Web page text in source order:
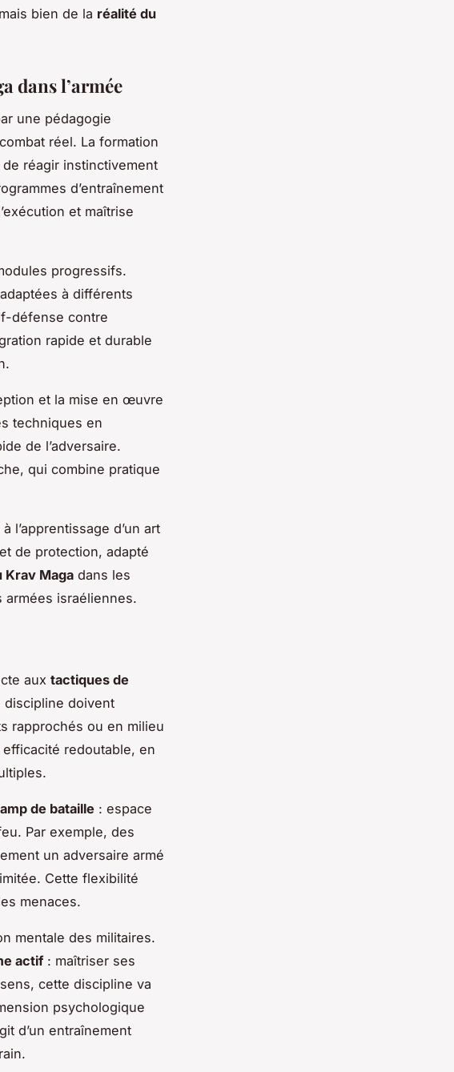
bien de la réalité du
dans l’armée
une pédagogie
réel. La formation
réagir instinctivement
d’entraînement
et maîtrise
progressifs.
à différents
défense contre
rapide et durable
et la mise en œuvre
techniques en
de l’adversaire.
qui combine pratique
l’apprentissage d’un art
de protection, adapté
Krav Maga dans les
armées israéliennes.
aux tactiques de
discipline doivent
rapprochés ou en milieu
redoutable, en
de bataille : espace
Par exemple, des
un adversaire armé
Cette flexibilité
menaces.
mentale des militaires.
actif: maîtriser ses
cette discipline va
psychologique
d’un entraînement